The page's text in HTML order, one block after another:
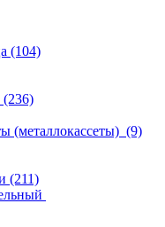
(104)
(236)
(металлокассеты) (9)
(211)